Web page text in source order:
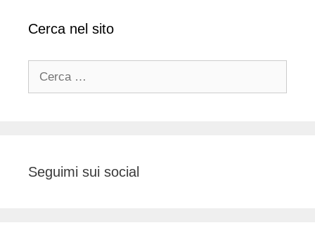
Cerca nel sito
Seguimi sui social